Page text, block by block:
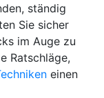
ständig
Sie sicher
im Auge zu
Ratschläge,
einen